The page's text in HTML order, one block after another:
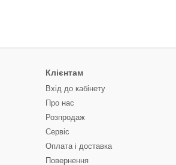
Клієнтам
Вхід до кабінету
Про нас
Розпродаж
Сервіс
Оплата і доставка
Повернення